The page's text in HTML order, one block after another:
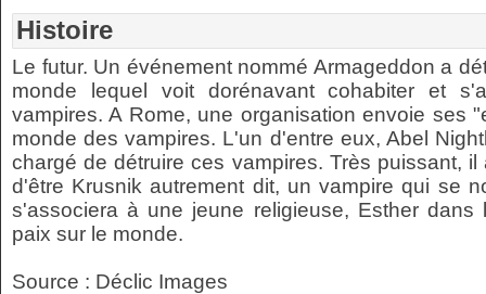
Histoire
Le futur. Un événement nommé Armageddon a
monde lequel voit dorénavant cohabiter et
vampires. A Rome, une organisation envoie ses
monde des vampires. L'un d'entre eux, Abel
chargé de détruire ces vampires. Très puissant,
d'être Krusnik autrement dit, un vampire qui se
s'associera à une jeune religieuse, Esther
paix sur le monde.
Source : Déclic Images